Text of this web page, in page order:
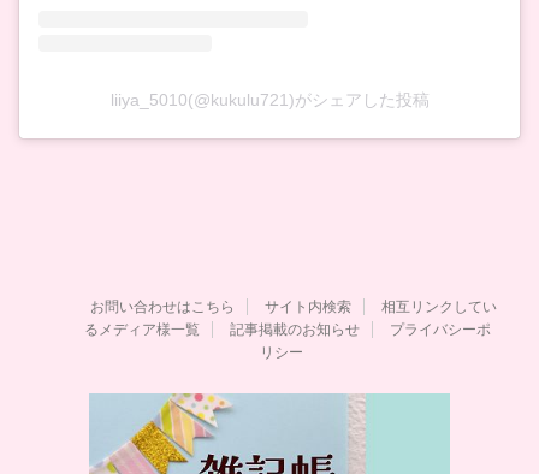
liiya_5010(@kukulu721)がシェアした投稿
お問い合わせはこちら サイト内検索
相互リンクしてい
るメディア様一覧
記事掲載のお知らせ
プライバシーポ
リシー